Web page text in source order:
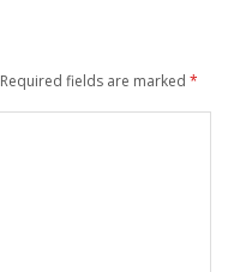
Required fields are marked *